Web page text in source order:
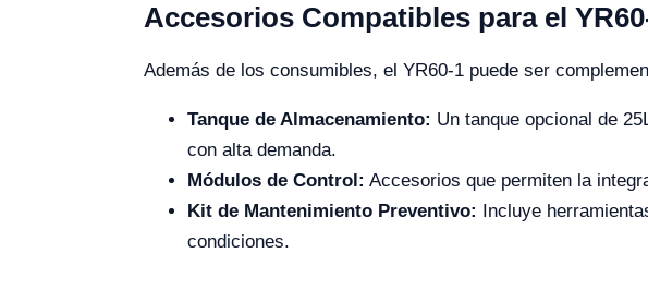
Accesorios Compatibles para el
Además de los consumibles, el YR60-1 puede ser
Tanque de Almacenamiento: Un tanque opcional de
con alta demanda.
Módulos de Control: Accesorios que permiten la
Kit de Mantenimiento Preventivo: Incluye
condiciones.